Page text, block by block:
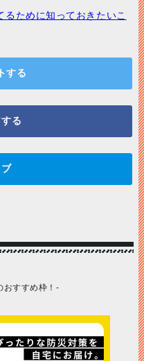
ために知っておきたいこ
おすすめ枠！-